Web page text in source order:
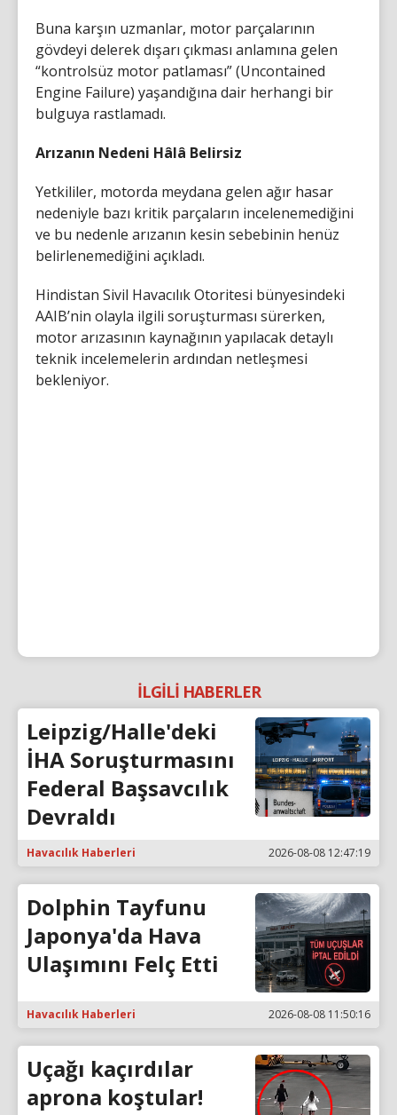
Buna karşın uzmanlar, motor parçalarının
gövdeyi delerek dışarı çıkması anlamına gelen
“kontrolsüz motor patlaması” (Uncontained
Engine Failure) yaşandığına dair herhangi bir
bulguya rastlamadı.
Arızanın Nedeni Hâlâ Belirsiz
Yetkililer, motorda meydana gelen ağır hasar
nedeniyle bazı kritik parçaların incelenemediğini
ve bu nedenle arızanın kesin sebebinin henüz
belirlenemediğini açıkladı.
Hindistan Sivil Havacılık Otoritesi bünyesindeki
AAIB’nin olayla ilgili soruşturması sürerken,
motor arızasının kaynağının yapılacak detaylı
teknik incelemelerin ardından netleşmesi
bekleniyor.
İLGİLİ HABERLER
Leipzig/Halle'deki
İHA Soruşturmasını
Federal Başsavcılık
Devraldı
Havacılık Haberleri 2026-08-08 12:47:19
Dolphin Tayfunu
Japonya'da Hava
Ulaşımını Felç Etti
Havacılık Haberleri 2026-08-08 11:50:16
Uçağı kaçırdılar
aprona koştular!